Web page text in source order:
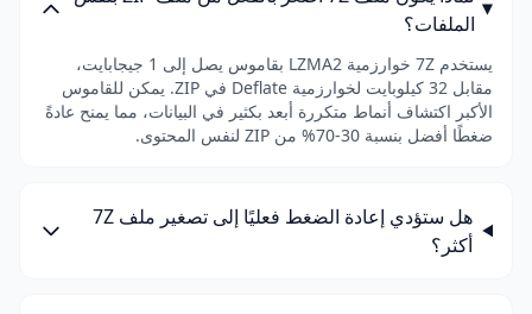
الملفات؟
يستخدم 7Z خوارزمية LZMA2 بقاموس يصل إلى 1 جيجابايت،
مقابل 32 كيلوبايت لخوارزمية Deflate في ZIP. يمكن للقاموس
الأكبر اكتشاف أنماط متكررة أبعد بكثير في البيانات، مما يمنح عادةً
ضغطًا أفضل بنسبة 30-70% من ZIP لنفس المحتوى.
هل ستؤدي إعادة الضغط فعليًا إلى تصغير ملف 7Z
أكثر؟